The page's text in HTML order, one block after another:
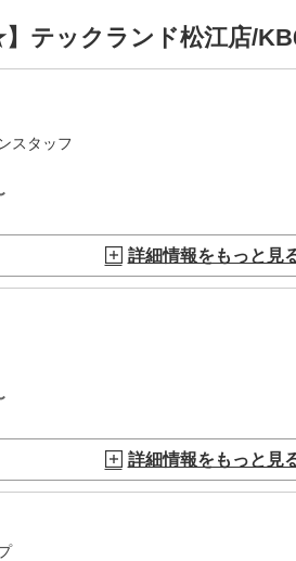
テックランド松江店/
スタッフ
詳細情報をもっと見
詳細情報をもっと見